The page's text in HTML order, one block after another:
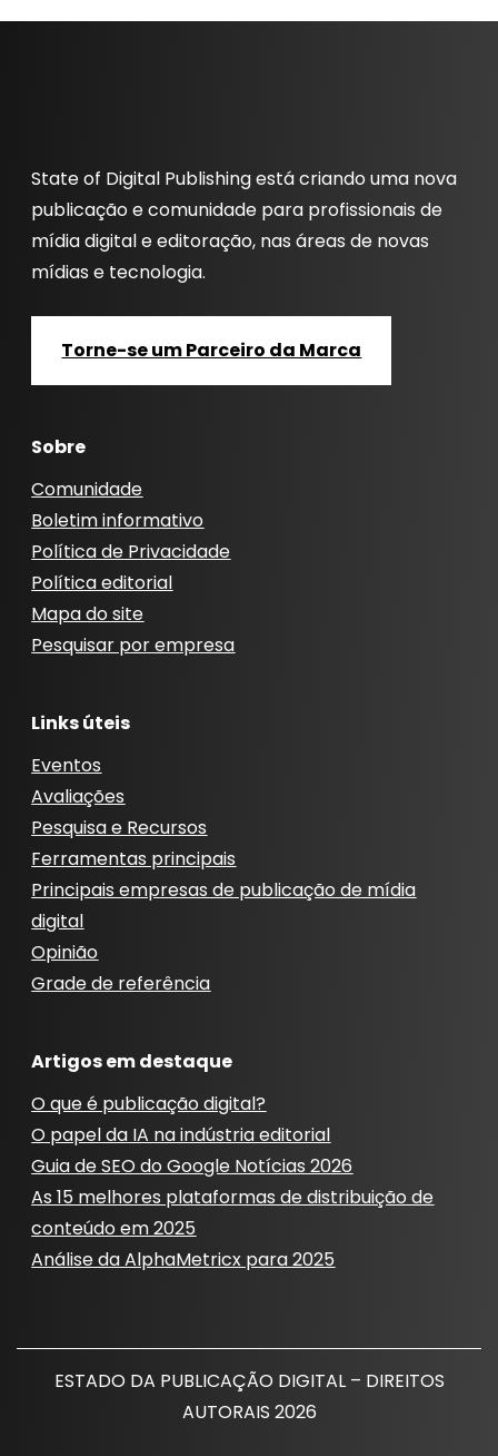
State of Digital Publishing está criando uma nova
publicação e comunidade para profissionais de
mídia digital e editoração, nas áreas de novas
mídias e tecnologia.
Torne-se um Parceiro da Marca
Sobre
Comunidade
Boletim informativo
Política de Privacidade
Política editorial
Mapa do site
Pesquisar por empresa
Links úteis
Eventos
Avaliações
Pesquisa e Recursos
Ferramentas principais
Principais empresas de publicação de mídia
digital
Opinião
Grade de referência
Artigos em destaque
O que é publicação digital?
O papel da IA ​​na indústria editorial
Guia de SEO do Google Notícias 2026
As 15 melhores plataformas de distribuição de
conteúdo em 2025
Análise da AlphaMetricx para 2025
ESTADO DA PUBLICAÇÃO DIGITAL – DIREITOS
AUTORAIS 2026